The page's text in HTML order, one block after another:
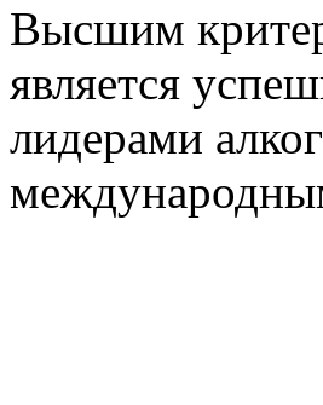
Высшим
является
лидерами